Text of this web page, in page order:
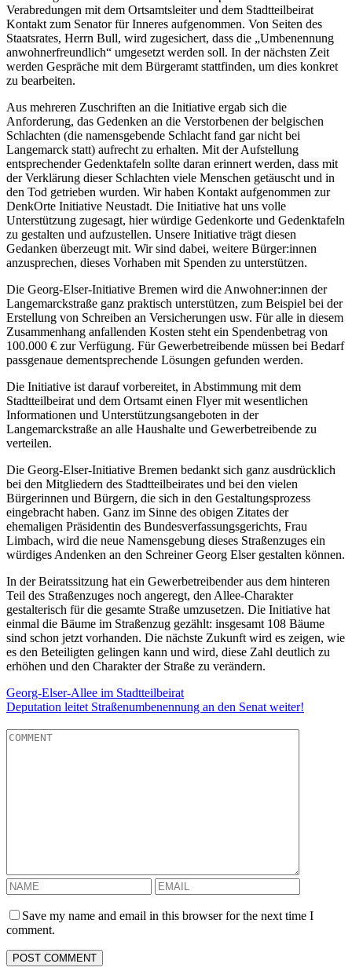
Verabredungen mit dem Ortsamtsleiter und dem Stadtteilbeirat
Kontakt zum Senator für Inneres aufgenommen. Von Seiten des
Staatsrates, Herrn Bull, wird zugesichert, dass die „Umbenennung
anwohnerfreundlich“ umgesetzt werden soll. In der nächsten Zeit
werden Gespräche mit dem Bürgeramt stattfinden, um dies konkret
zu bearbeiten.
Aus mehreren Zuschriften an die Initiative ergab sich die
Anforderung, das Gedenken an die Verstorbenen der belgischen
Schlachten (die namensgebende Schlacht fand gar nicht bei
Langemarck statt) aufrecht zu erhalten. Mit der Aufstellung
entsprechender Gedenktafeln sollte daran erinnert werden, dass mit
der Verklärung dieser Schlachten viele Menschen getäuscht und in
den Tod getrieben wurden. Wir haben Kontakt aufgenommen zur
DenkOrte Initiative Neustadt. Die Initiative hat uns volle
Unterstützung zugesagt, hier würdige Gedenkorte und Gedenktafeln
zu gestalten und aufzustellen. Unsere Initiative trägt diesen
Gedanken überzeugt mit. Wir sind dabei, weitere Bürger:innen
anzusprechen, dieses Vorhaben mit Spenden zu unterstützen.
Die Georg-Elser-Initiative Bremen wird die Anwohner:innen der
Langemarckstraße ganz praktisch unterstützen, zum Beispiel bei der
Erstellung von Schreiben an Versicherungen usw. Für alle in diesem
Zusammenhang anfallenden Kosten steht ein Spendenbetrag von
100.000 € zur Verfügung. Für Gewerbetreibende müssen bei Bedarf
passgenaue dementsprechende Lösungen gefunden werden.
Die Initiative ist darauf vorbereitet, in Abstimmung mit dem
Stadtteilbeirat und dem Ortsamt einen Flyer mit wesentlichen
Informationen und Unterstützungsangeboten in der
Langemarckstraße an alle Haushalte und Gewerbetreibende zu
verteilen.
Die Georg-Elser-Initiative Bremen bedankt sich ganz ausdrücklich
bei den Mitgliedern des Stadtteilbeirates und bei den vielen
Bürgerinnen und Bürgern, die sich in den Gestaltungsprozess
eingebracht haben. Ganz im Sinne des obigen Zitates der
ehemaligen Präsidentin des Bundesverfassungsgerichts, Frau
Limbach, wird die neue Namensgebung dieses Straßenzuges ein
würdiges Andenken an den Schreiner Georg Elser gestalten können.
In der Beiratssitzung hat ein Gewerbetreibender aus dem hinteren
Teil des Straßenzuges noch angeregt, den Allee-Charakter
gestalterisch für die gesamte Straße umzusetzen. Die Initiative hat
einmal die Bäume im Straßenzug gezählt: insgesamt 108 Bäume
sind schon jetzt vorhanden. Die nächste Zukunft wird es zeigen, wie
es den Beteiligten gelingen kann und wird, diese Zahl deutlich zu
erhöhen und den Charakter der Straße zu verändern.
Georg-Elser-Allee im Stadtteilbeirat
Deputation leitet Straßenumbenennung an den Senat weiter!
Save my name and email in this browser for the next time I
comment.